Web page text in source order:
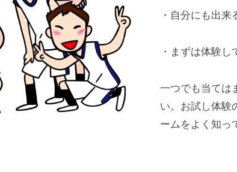
・自分にも出来
・まずは体験し
一つでも当ては
い。お試し体験
ームをよく知っ